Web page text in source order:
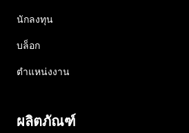
นักลงทุน
บล็อก
ตำแหน่งงาน
ผลิตภัณฑ์